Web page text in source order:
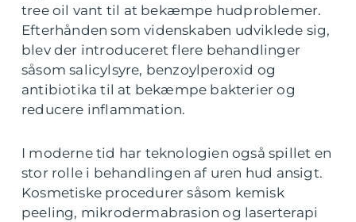
tree oil vant til at bekæmpe hudproblemer.
Efterhånden som videnskaben udviklede sig,
blev der introduceret flere behandlinger
såsom salicylsyre, benzoylperoxid og
antibiotika til at bekæmpe bakterier og
reducere inflammation.
I moderne tid har teknologien også spillet en
stor rolle i behandlingen af uren hud ansigt.
Kosmetiske procedurer såsom kemisk
peeling, mikrodermabrasion og laserterapi